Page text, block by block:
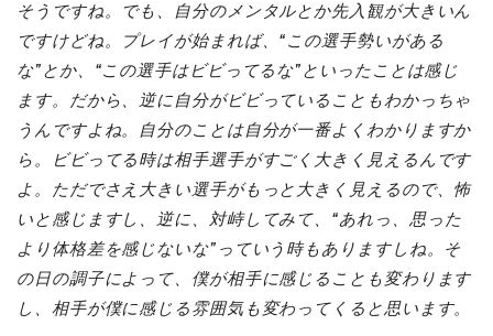
そうですね。でも、自分のメンタルとか先入観が大きいん
ですけどね。プレイが始まれば、“この選手勢いがある
な”とか、“この選手はビビってるな”といったことは感じ
ます。だから、逆に自分がビビっていることもわかっちゃ
うんですよね。自分のことは自分が一番よくわかりますか
ら。ビビってる時は相手選手がすごく大きく見えるんです
よ。ただでさえ大きい選手がもっと大きく見えるので、怖
いと感じますし、逆に、対峙してみて、 “あれっ、思った
より体格差を感じないな”っていう時もありますしね。そ
の日の調子によって、僕が相手に感じることも変わります
し、相手が僕に感じる雰囲気も変わってくると思います。